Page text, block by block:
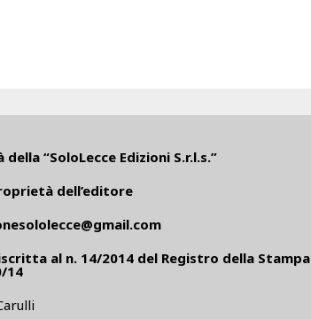
“SoloLecce Edizioni S.r.l.s.”
dell’editore
al n. 14/2014 del Registro della Stampa
14